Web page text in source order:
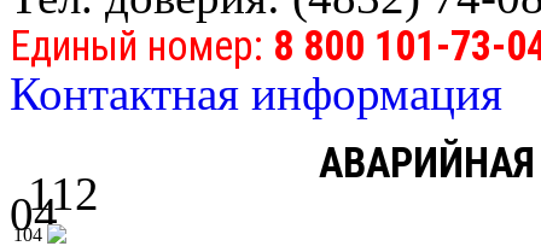
Единый номер: 8 800 101-73-
Контактная информация
04
112
104